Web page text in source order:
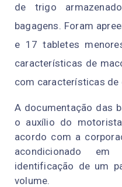
de trigo
bagagens. Foram
e 17 tabletes
características de
com características de
A documentação das
o auxílio do
acordo com a
acondicionado
identificação de um
volume.